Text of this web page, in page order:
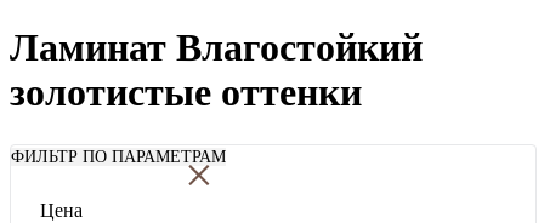
Ламинат Влагостойкий
золотистые оттенки
ФИЛЬТР ПО ПАРАМЕТРАМ
×
Цена